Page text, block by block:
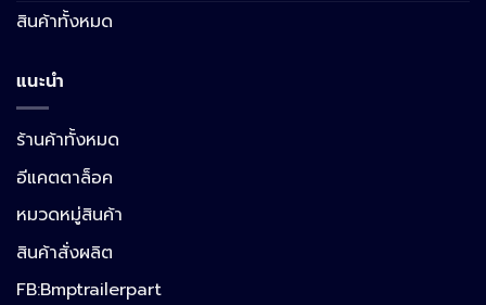
สินค้าทั้งหมด
แนะนำ
ร้านค้าทั้งหมด
อีแคตตาล็อค
หมวดหมู่สินค้า
สินค้าสั่งผลิต
FB:Bmptrailerpart